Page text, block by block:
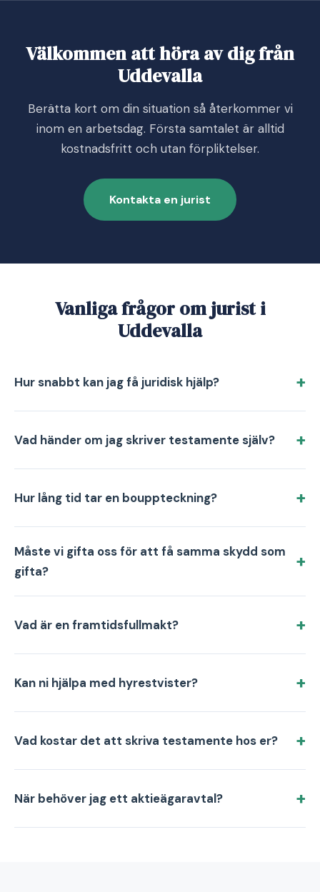
Välkommen att höra av dig från
Uddevalla
Berätta kort om din situation så återkommer vi
inom en arbetsdag. Första samtalet är alltid
kostnadsfritt och utan förpliktelser.
Kontakta en jurist
Vanliga frågor om jurist i
Uddevalla
Hur snabbt kan jag få juridisk hjälp?
Vad händer om jag skriver testamente själv?
Hur lång tid tar en bouppteckning?
Måste vi gifta oss för att få samma skydd som
gifta?
Vad är en framtidsfullmakt?
Kan ni hjälpa med hyrestvister?
Vad kostar det att skriva testamente hos er?
När behöver jag ett aktieägaravtal?